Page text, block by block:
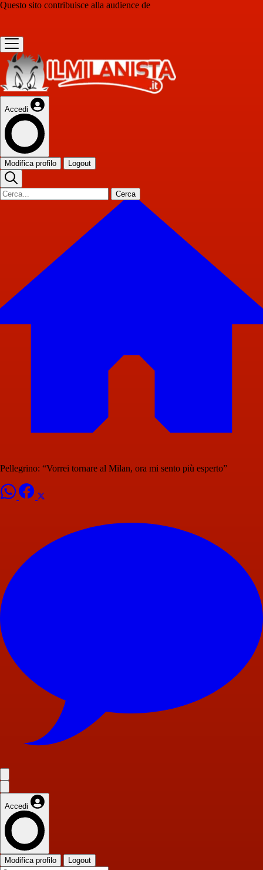
Questo sito contribuisce alla audience de
Accedi
Modifica profilo Logout
Cerca
Pellegrino: “Vorrei tornare al Milan, ora mi sento più esperto”
Accedi
Modifica profilo Logout